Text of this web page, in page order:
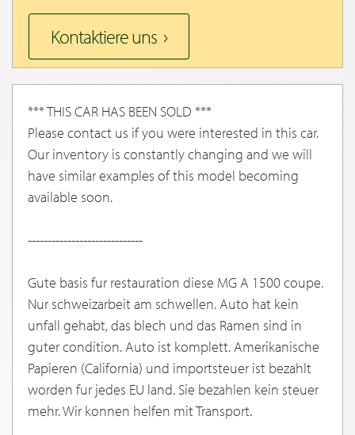
Kontaktiere uns
*** THIS CAR HAS BEEN SOLD ***
Please contact us if you were interested in this car.
Our inventory is constantly changing and we will
have similar examples of this model becoming
available soon.
-----------------------------
Gute basis fur restauration diese MG A 1500 coupe.
Nur schweizarbeit am schwellen. Auto hat kein
unfall gehabt, das blech und das Ramen sind in
guter condition. Auto ist komplett. Amerikanische
Papieren (California) und importsteuer ist bezahlt
worden fur jedes EU land. Sie bezahlen kein steuer
mehr. Wir konnen helfen mit Transport.